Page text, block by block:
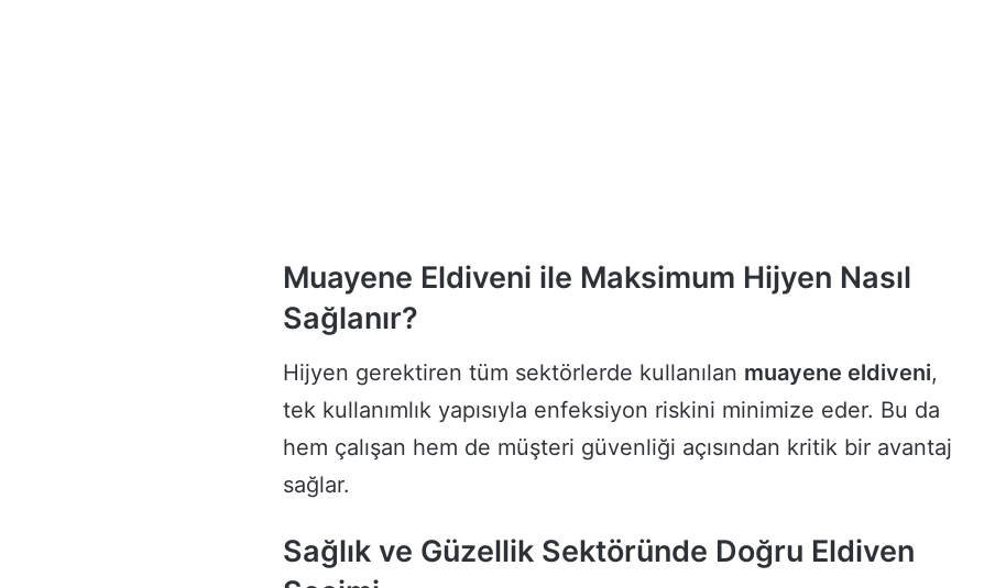
Muayene Eldiveni ile Maksimum Hijyen Nasıl
Sağlanır?
Hijyen gerektiren tüm sektörlerde kullanılan muayene eldiveni,
tek kullanımlık yapısıyla enfeksiyon riskini minimize eder. Bu da
hem çalışan hem de müşteri güvenliği açısından kritik bir avantaj
sağlar.
Sağlık ve Güzellik Sektöründe Doğru Eldiven